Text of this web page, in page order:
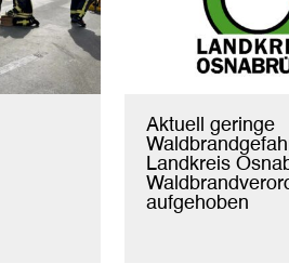
Aktuell geringe
Landkreis
aufgehoben